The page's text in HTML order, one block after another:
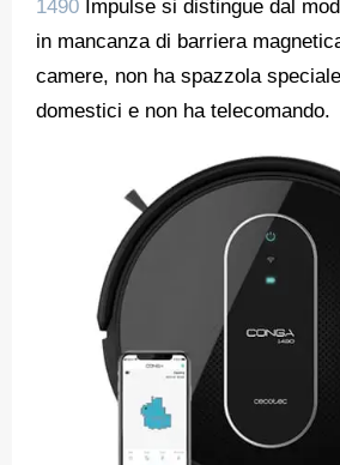
1490 Impulse si distingue dal
in mancanza di barriera
camere, non ha spazzola
domestici e non ha telecomando.